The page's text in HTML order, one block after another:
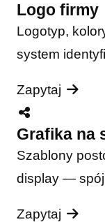
Logo firmy
Logotyp,
system
Zapytaj
Grafika na
Szablony
display —
Zapytaj